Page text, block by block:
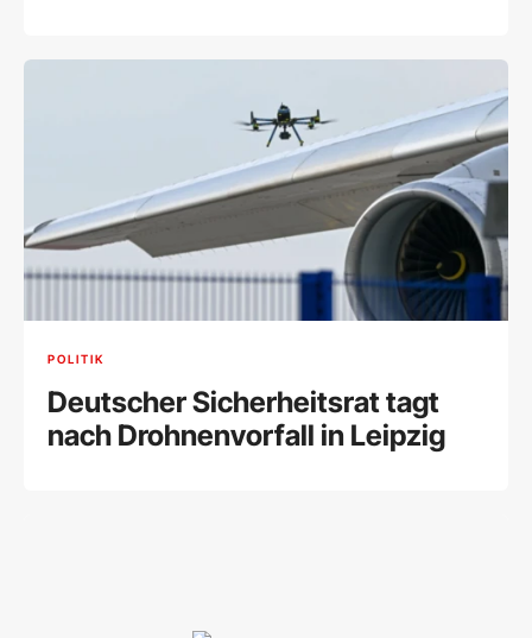
POLITIK
Deutscher Sicherheitsrat tagt
nach Drohnenvorfall in Leipzig